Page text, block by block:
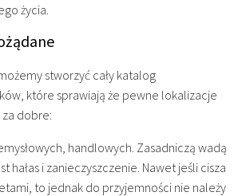
życia.
stworzyć cały katalog
które sprawiają że pewne lokalizacje
dobre:
handlowych. Zasadniczą wadą
hałas i zanieczyszczenie. Nawet jeśli cisza
to jednak do przyjemności nie należy